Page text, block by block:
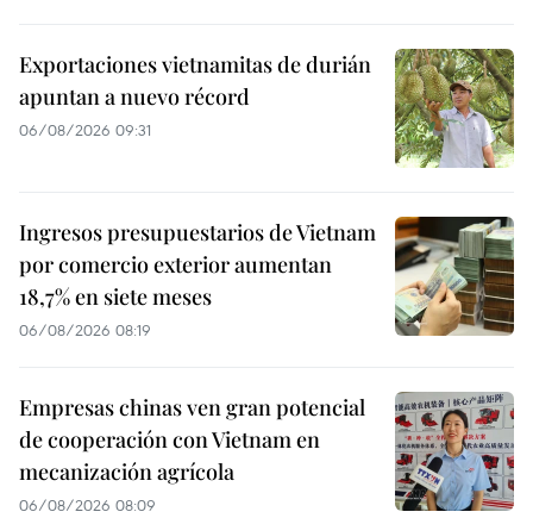
Exportaciones vietnamitas de durián
apuntan a nuevo récord
06/08/2026 09:31
Ingresos presupuestarios de Vietnam
por comercio exterior aumentan
18,7% en siete meses
06/08/2026 08:19
Empresas chinas ven gran potencial
de cooperación con Vietnam en
mecanización agrícola
06/08/2026 08:09